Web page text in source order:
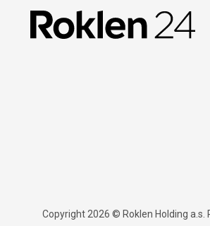
Copyright 2026 © Roklen Holding